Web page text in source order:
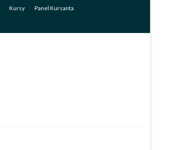
Kursy Panel Kursanta